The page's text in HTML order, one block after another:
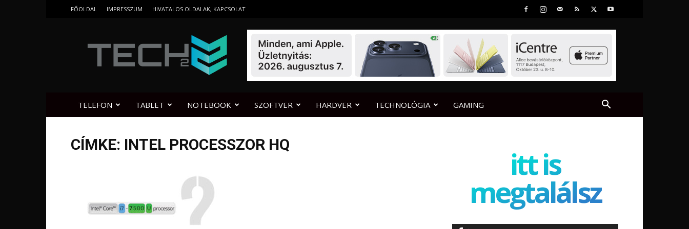
FŐOLDAL IMPRESSZUM HIVATALOS OLDALAK, KAPCSOLAT
TELEFON TABLET NOTEBOOK SZOFTVER HARDVER TECHNOLÓGIA GAMING
CÍMKE: INTEL PROCESSZOR HQ
itt is
megtalálsz